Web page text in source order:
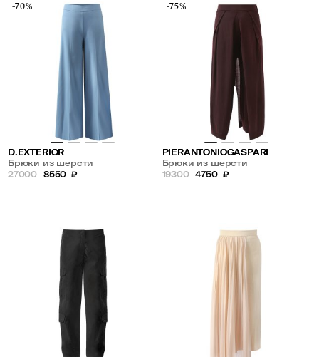
-70%
D.EXTERIOR
Брюки из шерсти
27000 8550 ₽
-75%
PIERANTONIOGASPARI
Брюки из шерсти
19300 4750 ₽